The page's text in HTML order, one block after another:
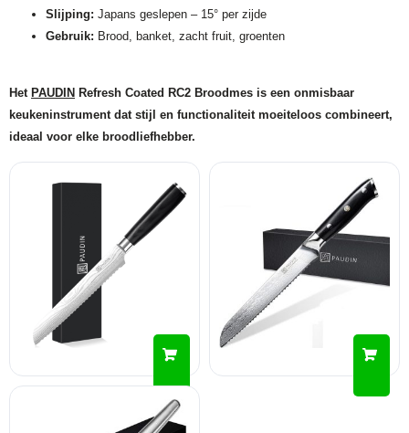
Slijping: Japans geslepen – 15° per zijde
Gebruik: Brood, banket, zacht fruit, groenten
Het PAUDIN Refresh Coated RC2 Broodmes is een onmisbaar
keukeninstrument dat stijl en functionaliteit moeiteloos combineert,
ideaal voor elke broodliefhebber.